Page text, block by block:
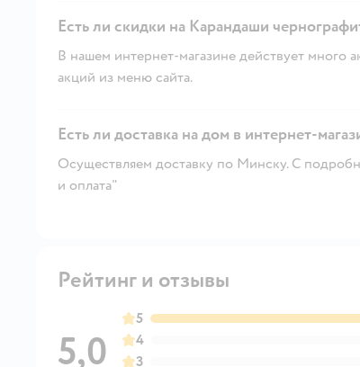
Есть ли скидки на Карандаши
В нашем интернет-магазине действует много
акций из меню сайта.
Есть ли доставка на дом в интернет-
Осуществляем доставку по Минску. С
и оплата"
Рейтинг и отзывы
5,0
5
4
3